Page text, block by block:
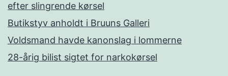
efter slingrende kørsel
Butikstyv anholdt i Bruuns Galleri
Voldsmand havde kanonslag i lommerne
28-årig bilist sigtet for narkokørsel